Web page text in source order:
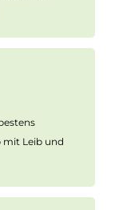
mit Leib und